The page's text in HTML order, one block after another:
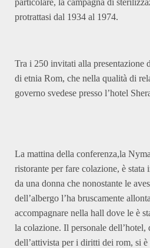
particolare, la campagna di
protrattasi dal 1934 al 1974.
Tra i 250 invitati alla presentazione
di etnia Rom, che nella qualità di
governo svedese presso l’hotel
La mattina della conferenza,la
ristorante per fare colazione, è stata
da una donna che nonostante le
dell’albergo l’ha bruscamente
accompagnare nella hall dove le è
la colazione. Il personale dell’hotel,
dell’attivista per i diritti dei rom, si